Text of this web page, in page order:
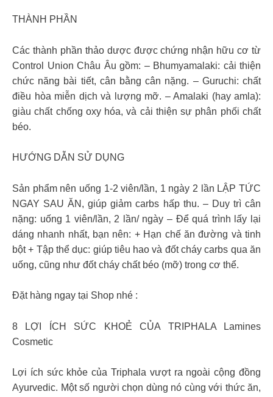
THÀNH PHẦN
Các thành phần thảo dược được chứng nhận hữu cơ từ
Control Union Châu Âu gồm: – Bhumyamalaki: cải thiện
chức năng bài tiết, cân bằng cân nặng. – Guruchi: chất
điều hòa miễn dịch và lượng mỡ. – Amalaki (hay amla):
giàu chất chống oxy hóa, và cải thiện sự phân phối chất
béo.
HƯỚNG DẪN SỬ DỤNG
Sản phẩm nên uống 1-2 viên/lần, 1 ngày 2 lần LẬP TỨC
NGAY SAU ĂN, giúp giảm carbs hấp thu. – Duy trì cân
nặng: uống 1 viên/lần, 2 lần/ ngày – Để quá trình lấy lại
dáng nhanh nhất, bạn nên: + Hạn chế ăn đường và tinh
bột + Tập thể dục: giúp tiêu hao và đốt cháy carbs qua ăn
uống, cũng như đốt cháy chất béo (mỡ) trong cơ thể.
Đặt hàng ngay tại Shop nhé :
8 LỢI ÍCH SỨC KHOẺ CỦA TRIPHALA Lamines
Cosmetic
Lợi ích sức khỏe của Triphala vượt ra ngoài cộng đồng
Ayurvedic. Một số người chọn dùng nó cùng với thức ăn,